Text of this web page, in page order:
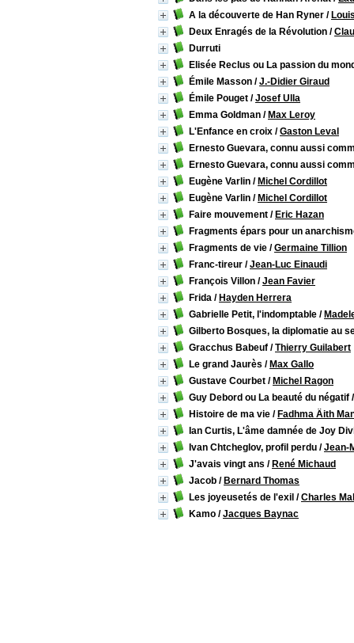
A la découverte de Han Ryner /
Deux Enragés de la Révolution /
Durruti
Elisée Reclus ou La passion du
Émile Masson /J.-Didier Giraud
Émile Pouget /Josef Ulla
Emma Goldman / Max Leroy
L'Enfance en croix /Gaston Leval
Ernesto Guevara, connu aussi
Ernesto Guevara, connu aussi
Eugène Varlin / Michel Cordillot
Eugène Varlin / Michel Cordillot
Faire mouvement / Eric Hazan
Fragments épars pour un
Fragments de vie /Germaine Tillion
Franc-tireur /Jean-Luc Einaudi
François Villon /Jean Favier
Frida / Hayden Herrera
Gabrielle Petit, l'indomptable /
Gilberto Bosques, la diplomatie au
Gracchus Babeuf /Thierry Guilabert
Le grand Jaurès / Max Gallo
Gustave Courbet / Michel Ragon
Guy Debord ou La beauté du négatif
Histoire de ma vie / Fadhma Äith
Ian Curtis, L'âme damnée de Joy
Ivan Chtcheglov, profil perdu /Jean-
J'avais vingt ans / René Michaud
Jacob / Bernard Thomas
Les joyeusetés de l'exil /Charles
Kamo /Jacques Baynac